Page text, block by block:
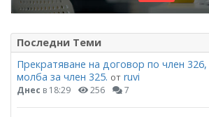
Последни Теми
Прекратяване на договор по член
молба за член 325. от ruvi
Днес в 18:29 256 7